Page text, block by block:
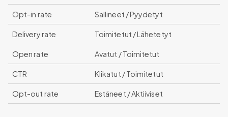
Opt-in rate Sallineet / Pyydetyt
Delivery rate Toimitetut / Lähetetyt
Open rate Avatut / Toimitetut
CTR Klikatut / Toimitetut
Opt-out rate Estäneet / Aktiiviset